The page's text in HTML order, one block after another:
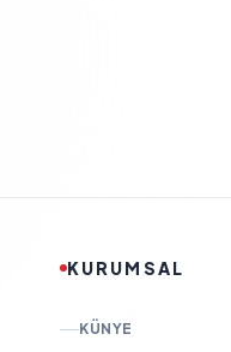
KURUMSAL
KÜNYE